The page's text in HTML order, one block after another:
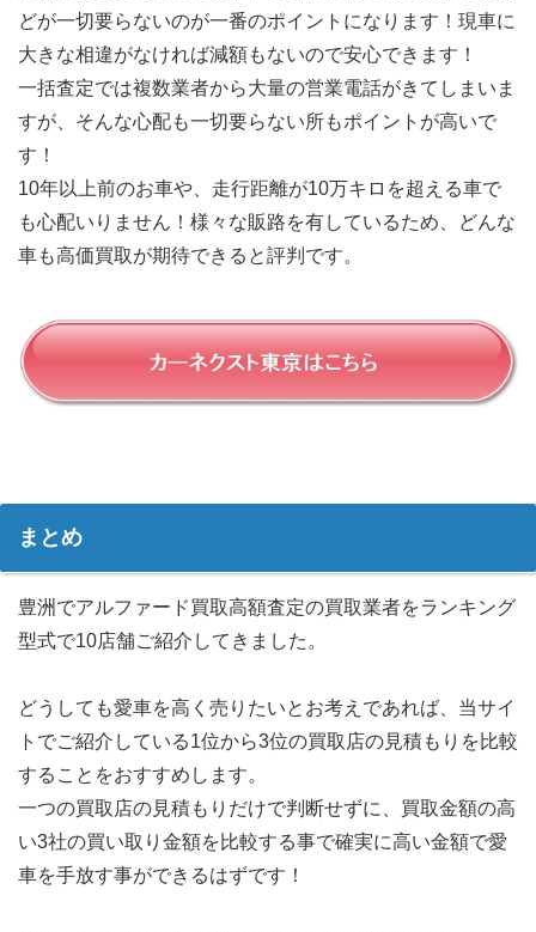
どが一切要らないのが一番のポイントになります！現車に
大きな相違がなければ減額もないので安心できます！
一括査定では複数業者から大量の営業電話がきてしまいま
すが、そんな心配も一切要らない所もポイントが高いで
す！
10年以上前のお車や、走行距離が10万キロを超える車で
も心配いりません！様々な販路を有しているため、どんな
車も高価買取が期待できると評判です。
まとめ
豊洲でアルファード買取高額査定の買取業者をランキング
型式で10店舗ご紹介してきました。
どうしても愛車を高く売りたいとお考えであれば、当サイ
トでご紹介している1位から3位の買取店の見積もりを比較
することをおすすめします。
一つの買取店の見積もりだけで判断せずに、買取金額の高
い3社の買い取り金額を比較する事で確実に高い金額で愛
車を手放す事ができるはずです！